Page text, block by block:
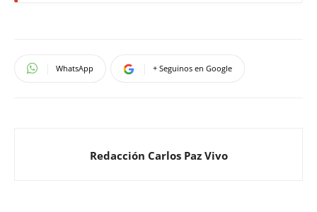
WhatsApp + Seguinos en Google
Redacción Carlos Paz Vivo